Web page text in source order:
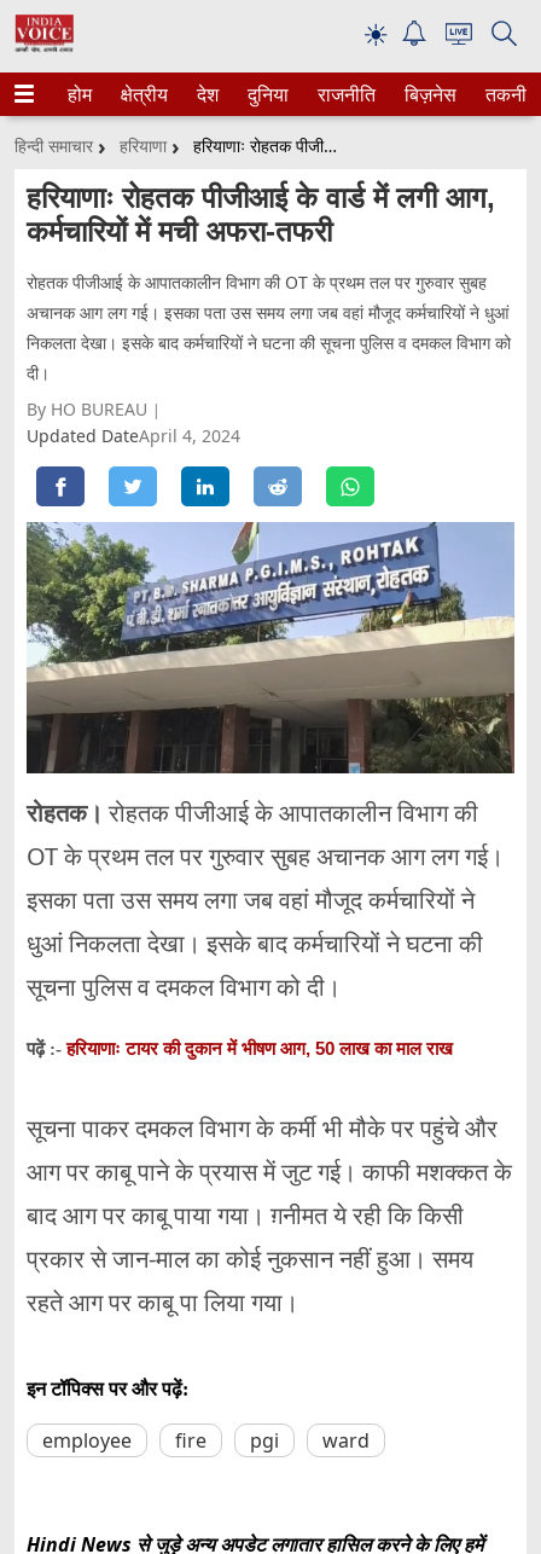
☀
होम क्षेत्रीय देश दुनिया राजनीति बिज़नेस तकनीक
हिन्दी समाचार हरियाणा हरियाणाः रोहतक पीजीआई के वार्ड में लगी आग, कर्मचारियों में मची अफरा-तफरी
हरियाणाः रोहतक पीजीआई के वार्ड में लगी आग,
कर्मचारियों में मची अफरा-तफरी
रोहतक पीजीआई के आपातकालीन विभाग की OT के प्रथम तल पर गुरुवार सुबह
अचानक आग लग गई। इसका पता उस समय लगा जब वहां मौजूद कर्मचारियों ने धुआं
निकलता देखा। इसके बाद कर्मचारियों ने घटना की सूचना पुलिस व दमकल विभाग को
दी।
By HO BUREAU
Updated DateApril 4, 2024
रोहतक। रोहतक पीजीआई के आपातकालीन विभाग की
OT के प्रथम तल पर गुरुवार सुबह अचानक आग लग गई।
इसका पता उस समय लगा जब वहां मौजूद कर्मचारियों ने
धुआं निकलता देखा। इसके बाद कर्मचारियों ने घटना की
सूचना पुलिस व दमकल विभाग को दी।
पढ़ें :-हरियाणाः टायर की दुकान में भीषण आग, 50 लाख का माल राख
सूचना पाकर दमकल विभाग के कर्मी भी मौके पर पहुंचे और
आग पर काबू पाने के प्रयास में जुट गई। काफी मशक्कत के
बाद आग पर काबू पाया गया। ग़नीमत ये रही कि किसी
प्रकार से जान-माल का कोई नुकसान नहीं हुआ। समय
रहते आग पर काबू पा लिया गया।
इन टॉपिक्स पर और पढ़ें:
employee fire pgi ward
Hindi News से जुड़े अन्य अपडेट लगातार हासिल करने के लिए हमें